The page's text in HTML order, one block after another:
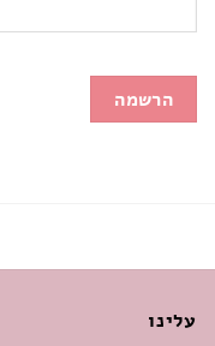
הרשמה
עלינו